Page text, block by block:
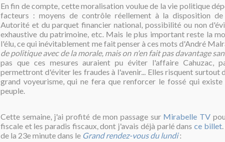
En fin de compte, cette moralisation voulue de la vie politique
facteurs : moyens de contrôle réellement à la disposition
Autorité et du parquet financier national, possibilité ou non
exhaustive du patrimoine, etc. Mais le plus important reste la
l'élu, ce qui inévitablement me fait penser à ces mots d'André
de politique avec de la morale, mais on n'en fait pas davantage
pas que ces mesures auraient pu éviter l'affaire Cahuzac,
permettront d'éviter les fraudes à l'avenir... Elles risquent surtout
grand voyeurisme, qui ne fera que renforcer le fossé qui
peuple.
Cette semaine, j'ai profité de mon passage sur Mirabelle TV
fiscale et les paradis fiscaux, dont j'avais déjà parlé dans ce billet
de la 23e minute dans le Grand rendez-vous du lundi: